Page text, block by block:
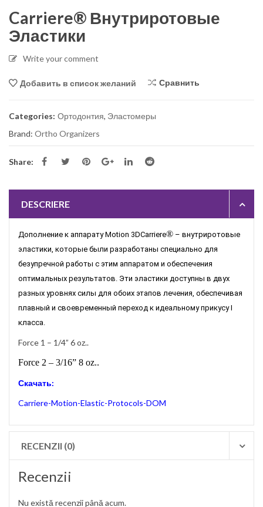
Carriere® Внутриротовые
Эластики
Write your comment
Добавить в список желаний Сравнить
Categories: Ортодонтия, Эластомеры
Brand: Ortho Organizers
Share:
DESCRIERE
Дополнение к аппарату Motion 3DCarriere® – внутриротовые
эластики, которые были разработаны специально для
безупречной работы с этим аппаратом и обеспечения
оптимальных результатов. Эти эластики доступны в двух
разных уровнях силы для обоих этапов лечения, обеспечивая
плавный и своевременный переход к идеальному прикусуI
класса.
Force 1 – 1/4” 6 oz..
Force 2 – 3/16” 8 oz..
Скачать:
Carriere-Motion-Elastic-Protocols-DOM
RECENZII (0)
Recenzii
Nu există recenzii până acum.